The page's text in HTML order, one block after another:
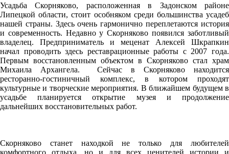
Усадьба Скорняково, расположенная в Задонском районе
Липецкой области, стоит особняком среди большинства усадеб
нашей страны. Здесь очень гармонично переплетаются история
и современность. Недавно у Скорняково появился заботливый
владелец. Предприниматель и меценат Алексей Шкрапкин
начал проводить здесь реставрационные работы с 2007 года.
Первым восстановленным объектом в Скорняково стал храм
Михаила Архангела. Сейчас в Скорняково находится
ресторанно-гостиничный комплекс, в котором проходят
культурные и творческие мероприятия. В ближайшем будущем в
усадьбе планируется открытие музея и продолжение
дальнейших восстановительных работ.
Скорняково станет находкой не только для любителей
комфортного отдыха, но и для всех ценителей истории и